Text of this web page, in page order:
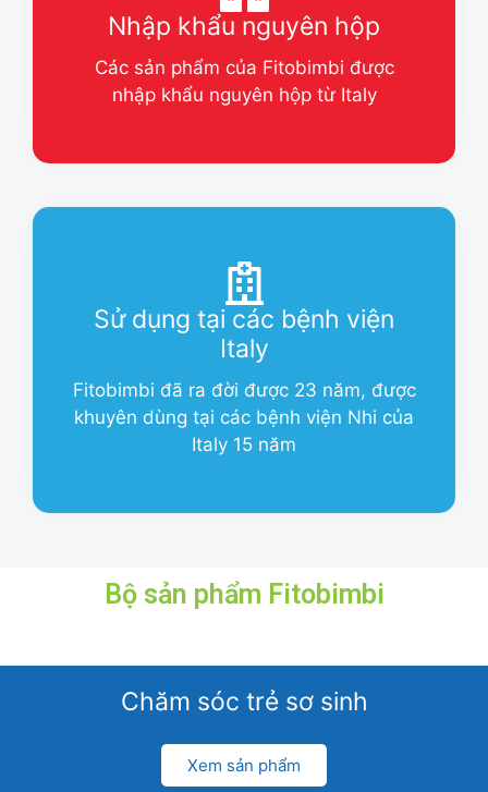
Nhập khẩu nguyên hộp
Các sản phẩm của Fitobimbi được
nhập khẩu nguyên hộp từ Italy
Sử dụng tại các bệnh viện
Italy
Fitobimbi đã ra đời được 23 năm, được
khuyên dùng tại các bệnh viện Nhi của
Italy 15 năm
Bộ sản phẩm Fitobimbi
Chăm sóc trẻ sơ sinh
Xem sản phẩm